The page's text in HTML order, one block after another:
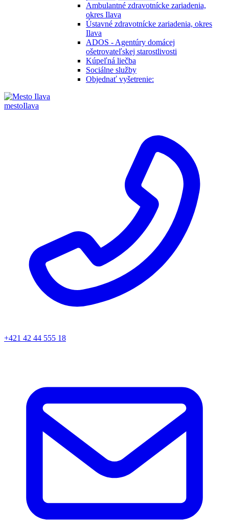
Ambulantné zdravotnícke zariadenia,
okres Ilava
Ústavné zdravotnícke zariadenia, okres
Ilava
ADOS - Agentúry domácej
ošetrovateľskej starostlivosti
Kúpeľná liečba
Sociálne služby
Objednať vyšetrenie:
mestoIlava
+421 42 44 555 18